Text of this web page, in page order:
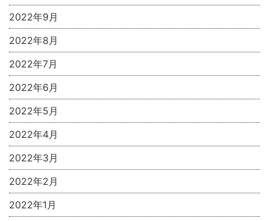
2022年9月
2022年8月
2022年7月
2022年6月
2022年5月
2022年4月
2022年3月
2022年2月
2022年1月